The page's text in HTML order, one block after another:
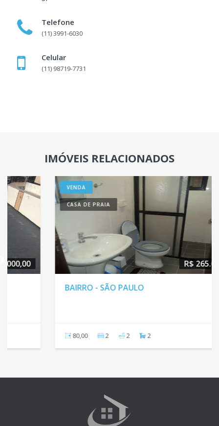
Telefone
(11) 3991-6030
Celular
(11) 98719-7731
IMÓVEIS RELACIONADOS
VENDA
CASA DE PRAIA
R$ 265.000,00
BAIRRO - SÃO PAULO
2 2 2